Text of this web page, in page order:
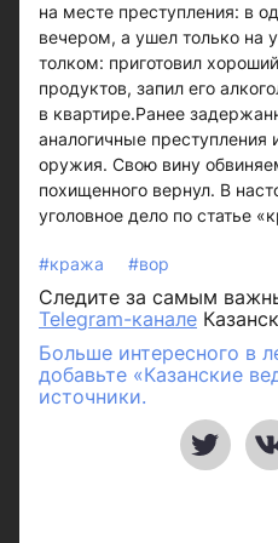
на месте преступления: в
вечером, а ушел только на
толком: приготовил
продуктов, запил его
в квартире.Ранее
аналогичные преступления
оружия. Свою вину
похищенного вернул. В
уголовное дело по статье
#кража #вор
Следите за самым
Telegram-канале
Больше интересного в
добавьте «Казанские
источники.